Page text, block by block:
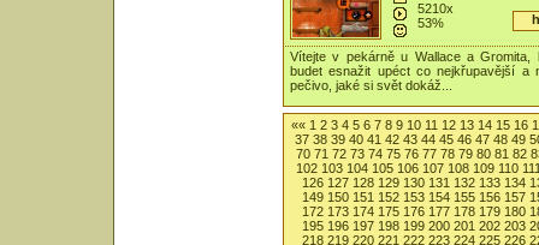
5210x
53%
Vítejte v pekárně u Wallace a Gromita,
budet esnažit upéct co nejkřupavější a
pečivo, jaké si svět dokáž...
«« 1 2 3 4 5 6 7 8 9 10 11 12 13 14 15 16
37 38 39 40 41 42 43 44 45 46 47 48 49
70 71 72 73 74 75 76 77 78 79 80 81 82
102 103 104 105 106 107 108 109 110
126 127 128 129 130 131 132 133 134
149 150 151 152 153 154 155 156 157
172 173 174 175 176 177 178 179 180
195 196 197 198 199 200 201 202 203
218 219 220 221 222 223 224 225 226